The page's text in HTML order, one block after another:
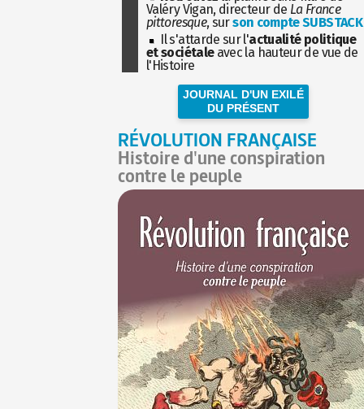
Valéry Vigan, directeur de La France
pittoresque, surson compte SUBSTACK
Il s'attarde sur l'actualité politique
et sociétaleavec la hauteur de vue de
l'Histoire
JOURNAL D'UN EXILÉ
DU PRÉSENT
RÉVOLUTION FRANÇAISE
Histoire d'une conspiration
contre le peuple